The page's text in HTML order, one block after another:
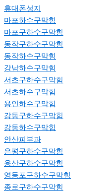
휴대폰성지
마포하수구막힘
마포구하수구막힘
동작구하수구막힘
동작하수구막힘
강남하수구막힘
서초구하수구막힘
서초하수구막힘
용인하수구막힘
강동구하수구막힘
강동하수구막힘
안산피부과
은평구하수구막힘
용산구하수구막힘
영등포구하수구막힘
종로구하수구막힘